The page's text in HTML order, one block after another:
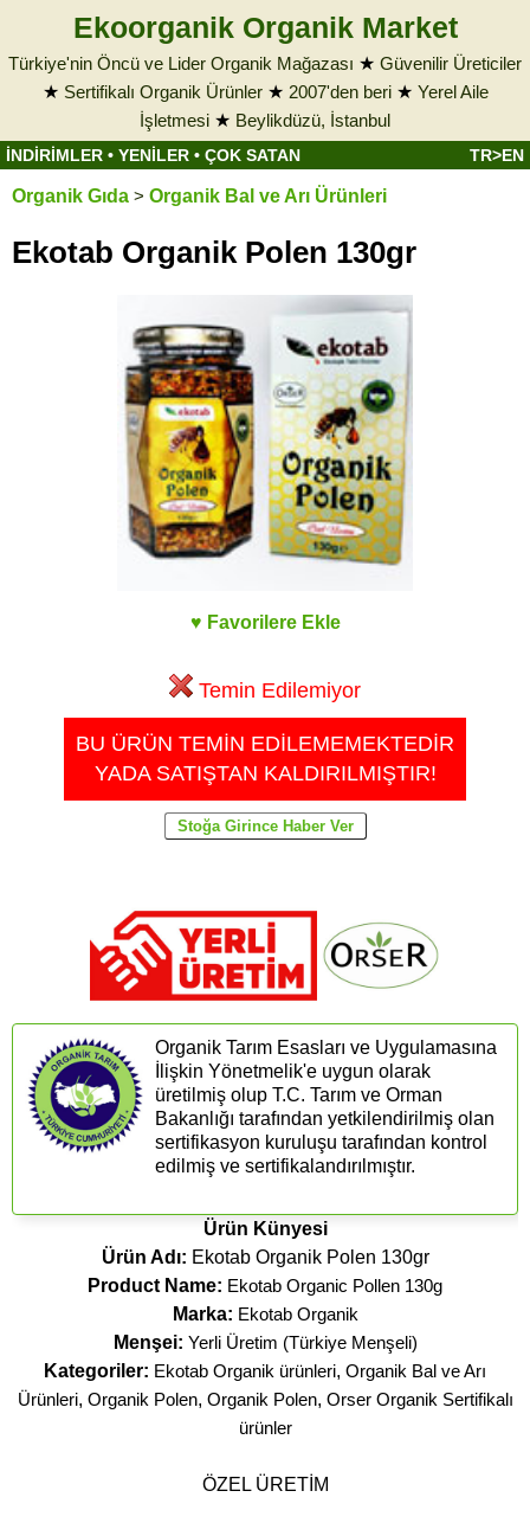
Ekoorganik Organik Market
Türkiye'nin Öncü ve Lider Organik Mağazası ★ Güvenilir Üreticiler
★ Sertifikalı Organik Ürünler★ 2007'den beri★ Yerel Aile
İşletmesi ★ Beylikdüzü, İstanbul
İNDİRİMLER • YENİLER • ÇOK SATAN TR>EN
Organik Gıda > Organik Bal ve Arı Ürünleri
Ekotab Organik Polen 130gr
♥ Favorilere Ekle
Temin Edilemiyor
BU ÜRÜN TEMİN EDİLEMEMEKTEDİR
YADA SATIŞTAN KALDIRILMIŞTIR!
Organik Tarım Esasları ve Uygulamasına
İlişkin Yönetmelik'e uygun olarak
üretilmiş olup T.C. Tarım ve Orman
Bakanlığı tarafından yetkilendirilmiş olan
sertifikasyon kuruluşu tarafından kontrol
edilmiş ve sertifikalandırılmıştır.
Ürün Künyesi
Ürün Adı: Ekotab Organik Polen 130gr
Product Name: Ekotab Organic Pollen 130g
Marka: Ekotab Organik
Menşei: Yerli Üretim (Türkiye Menşeli)
Kategoriler: Ekotab Organik ürünleri, Organik Bal ve Arı
Ürünleri, Organik Polen, Organik Polen, Orser Organik Sertifikalı
ürünler
ÖZEL ÜRETİM